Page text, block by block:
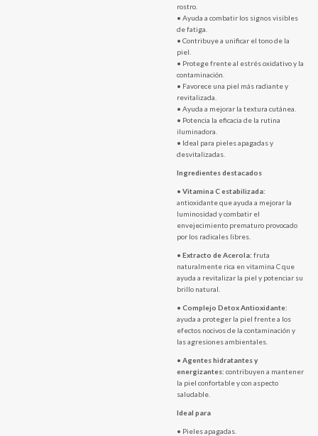
rostro.
• Ayuda a combatir los signos visibles
de fatiga.
• Contribuye a unificar el tono de la
piel.
• Protege frente al estrés oxidativo y la
contaminación.
• Favorece una piel más radiante y
revitalizada.
• Ayuda a mejorar la textura cutánea.
• Potencia la eficacia de la rutina
iluminadora.
• Ideal para pieles apagadas y
desvitalizadas.
Ingredientes destacados
• Vitamina C estabilizada:
antioxidante que ayuda a mejorar la
luminosidad y combatir el
envejecimiento prematuro provocado
por los radicales libres.
• Extracto de Acerola: fruta
naturalmente rica en vitamina C que
ayuda a revitalizar la piel y potenciar su
brillo natural.
• Complejo Detox Antioxidante:
ayuda a proteger la piel frente a los
efectos nocivos de la contaminación y
las agresiones ambientales.
• Agentes hidratantes y
energizantes: contribuyen a mantener
la piel confortable y con aspecto
saludable.
Ideal para
• Pieles apagadas.